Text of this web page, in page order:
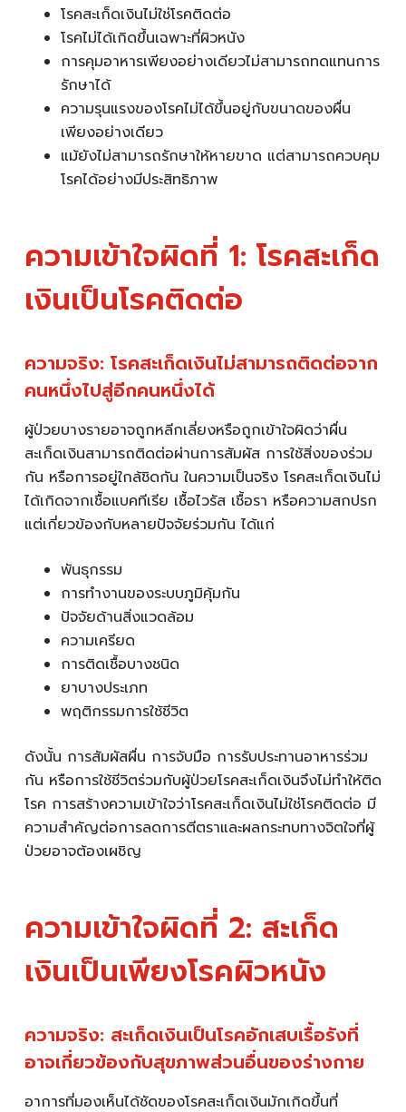
โรคสะเก็ดเงินไม่ใช่โรคติดต่อ
โรคไม่ได้เกิดขึ้นเฉพาะที่ผิวหนัง
การคุมอาหารเพียงอย่างเดียวไม่สามารถทดแทนการ
รักษาได้
ความรุนแรงของโรคไม่ได้ขึ้นอยู่กับขนาดของผื่น
เพียงอย่างเดียว
แม้ยังไม่สามารถรักษาให้หายขาด แต่สามารถควบคุม
โรคได้อย่างมีประสิทธิภาพ
ความเข้าใจผิดที่ 1: โรคสะเก็ด
เงินเป็นโรคติดต่อ
ความจริง: โรคสะเก็ดเงินไม่สามารถติดต่อจาก
คนหนึ่งไปสู่อีกคนหนึ่งได้
ผู้ป่วยบางรายอาจถูกหลีกเลี่ยงหรือถูกเข้าใจผิดว่าผื่น
สะเก็ดเงินสามารถติดต่อผ่านการสัมผัส การใช้สิ่งของร่วม
กัน หรือการอยู่ใกล้ชิดกัน ในความเป็นจริง โรคสะเก็ดเงินไม่
ได้เกิดจากเชื้อแบคทีเรีย เชื้อไวรัส เชื้อรา หรือความสกปรก
แต่เกี่ยวข้องกับหลายปัจจัยร่วมกัน ได้แก่
พันธุกรรม
การทำงานของระบบภูมิคุ้มกัน
ปัจจัยด้านสิ่งแวดล้อม
ความเครียด
การติดเชื้อบางชนิด
ยาบางประเภท
พฤติกรรมการใช้ชีวิต
ดังนั้น การสัมผัสผื่น การจับมือ การรับประทานอาหารร่วม
กัน หรือการใช้ชีวิตร่วมกับผู้ป่วยโรคสะเก็ดเงินจึงไม่ทำให้ติด
โรค การสร้างความเข้าใจว่าโรคสะเก็ดเงินไม่ใช่โรคติดต่อ มี
ความสำคัญต่อการลดการตีตราและผลกระทบทางจิตใจที่ผู้
ป่วยอาจต้องเผชิญ
ความเข้าใจผิดที่ 2: สะเก็ด
เงินเป็นเพียงโรคผิวหนัง
ความจริง: สะเก็ดเงินเป็นโรคอักเสบเรื้อรังที่
อาจเกี่ยวข้องกับสุขภาพส่วนอื่นของร่างกาย
อาการที่มองเห็นได้ชัดของโรคสะเก็ดเงินมักเกิดขึ้นที่